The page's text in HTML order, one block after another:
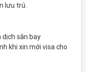
lưu trú.
dịch sân bay
khi xin mới visa cho